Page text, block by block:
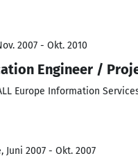
2007 - Okt. 2010
Engineer /
Europe Information
Juni 2007 - Okt. 2007